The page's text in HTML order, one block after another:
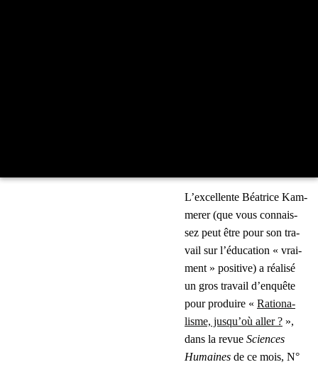
L’ex­cel­lente Béa­trice Kam­
me­rer (que vous connais­
sez peut être pour son tra­
vail sur l’é­du­ca­tion « vrai­
ment » posi­tive) a réa­li­sé
un gros tra­vail d’en­quête
pour pro­duire « Ratio­na­
lisme, jus­qu’où aller ? »,
dans la revue Sciences
Humaines de ce mois, N°